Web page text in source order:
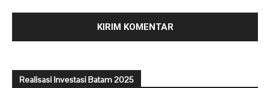
Realisasi Investasi Batam 2025